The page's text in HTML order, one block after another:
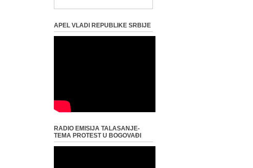
APEL VLADI REPUBLIKE SRBIJE
RADIO EMISIJA TALASANJE-
TEMA PROTEST U BOGOVAĐI